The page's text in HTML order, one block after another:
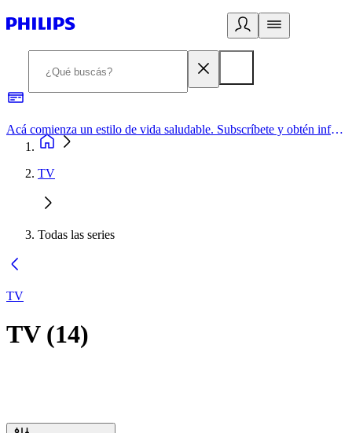
Acá comienza un estilo de vida saludable. Subscríbete y obtén información de primera mano
TV
Todas las series
TV
TV(14)